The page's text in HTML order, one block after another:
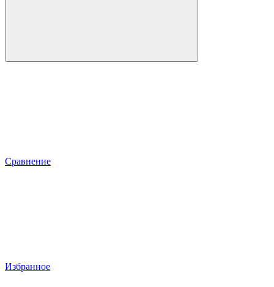
Сравнение
Избранное